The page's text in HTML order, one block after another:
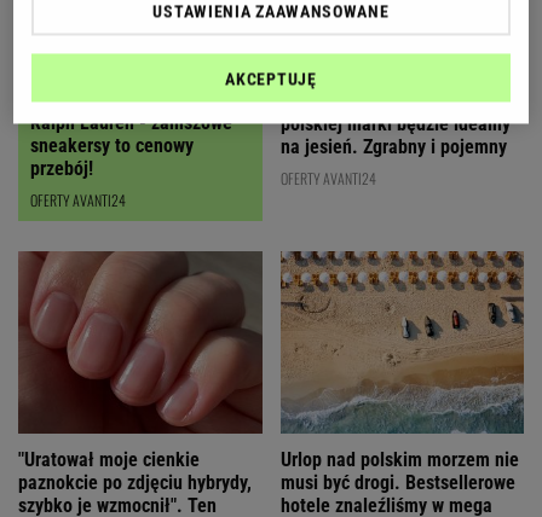
Czyszczenie magazynów
Ralph Lauren - zamszowe
sneakersy to cenowy
przebój!
OFERTY AVANTI24
Ten karmelowy kuferek od
polskiej marki będzie idealny
na jesień. Zgrabny i pojemny
OFERTY AVANTI24
"Uratował moje cienkie
paznokcie po zdjęciu hybrydy,
szybko je wzmocnił". Ten
Urlop nad polskim morzem nie
musi być drogi. Bestsellerowe
hotele znaleźliśmy w mega
USTAWIENIA ZAAWANSOWANE
AKCEPTUJĘ